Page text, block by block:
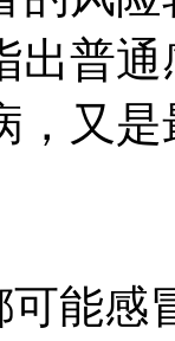
出普
，又
能感